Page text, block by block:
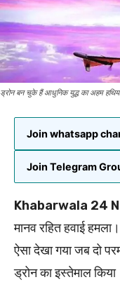
ड्रोन बन चुके हैं आधुनिक युद्ध का अहम
Join whatsapp
Join Telegram
Khabarwala 24
मानव रहित हवाई
ऐसा देखा गया जब दो
ड्रोन का इस्तेमाल